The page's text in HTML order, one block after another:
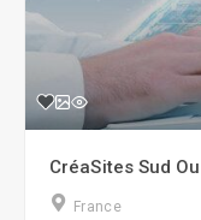
CréaSites Sud
France